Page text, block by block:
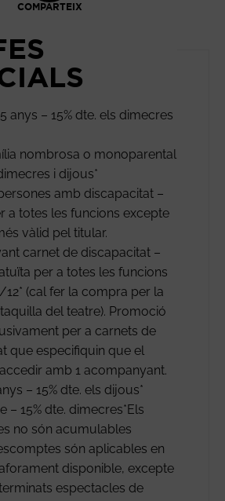
COMPARTEIX
anys – 15% dte. els dimecres
nombrosa o monoparental
i dijous*
amb discapacitat –
a totes les funcions excepte
vàlid pel titular.
carnet de discapacitat –
per a totes les funcions
12* (cal fer la compra per la
del teatre). Promoció
per a carnets de
que especifiquin que el
amb 1 acompanyant.
– 15% dte. els dijous*
– 15% dte. dimecres*Els
no són acumulables
són aplicables en
disponible, excepte
espectacles de